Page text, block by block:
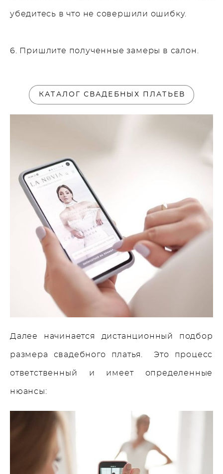
убедитесь в что не совершили ошибку.
6. Пришлите полученные замеры в салон.
КАТАЛОГ СВАДЕБНЫХ ПЛАТЬЕВ
Далее начинается дистанционный подбор
размера свадебного платья. Это процесс
ответственный и имеет определенные
нюансы: